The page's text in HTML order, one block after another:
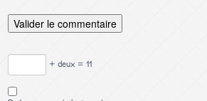
+ deux = 11